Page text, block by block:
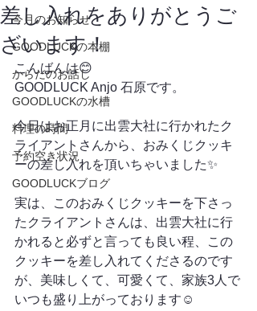
今月のお知らせ
GOODLUCKの本棚
からだのお話し
GOODLUCKの水槽
料理の時間
予約空き状況
GOODLUCKブログ
差し入れをありがとうご
ざいます！
こんばんは😊
GOODLUCK Anjo 石原です。
今日はお正月に出雲大社に行かれたク
ライアントさんから、おみくじクッキ
ーの差し入れを頂いちゃいました✨
実は、このおみくじクッキーを下さっ
たクライアントさんは、出雲大社に行
かれると必ずと言っても良い程、この
クッキーを差し入れてくださるのです
が、美味しくて、可愛くて、家族3人で
いつも盛り上がっております☺️